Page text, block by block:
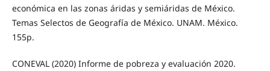
económica en las zonas áridas y semiáridas de México.
Temas Selectos de Geografía de México. UNAM. México.
155p.
CONEVAL (2020) Informe de pobreza y evaluación 2020.